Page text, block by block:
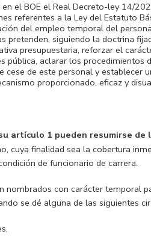
el BOE el Real Decreto-ley 14/
referentes a la Ley del Estatuto
del empleo temporal del
pretenden, siguiendo la doctrina
presupuestaria, reforzar el
pública, aclarar los procedimientos
cese de este personal y establecer
proporcionado, eficaz y
artículo 1 pueden resumirse de
cuya finalidad sea la cobertura
de funcionario de carrera.
nombrados con carácter temporal
se dé alguna de las siguientes